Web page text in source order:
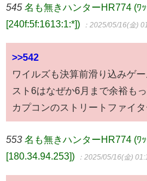
545 名も無きハンターHR774 (ﾜ
[240f:5f:1613:1:*])
：2025/05/16(金)
>>542
ワイルズも決算前滑り込みゲー
スト6はなぜか6月まで余裕も
カプコンのストリートファイ
553 名も無きハンターHR774 (ﾜ
[180.34.94.253])
：2025/05/16(金)